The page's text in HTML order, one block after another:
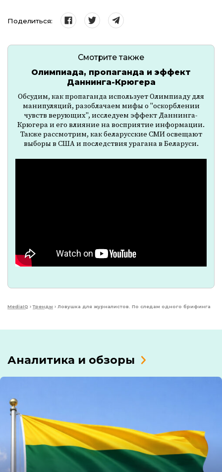
Поделиться:
Смотрите также
Олимпиада, пропаганда и эффект
Даннинга-Крюгера
Обсудим, как пропаганда использует Олимпиаду для
манипуляций, разоблачаем мифы о "оскорблении
чувств верующих", исследуем эффект Даннинга-
Крюгера и его влияние на восприятие информации.
Также рассмотрим, как беларусские СМИ освещают
выборы в США и последствия урагана в Беларуси.
MediaIQ ›Тренды › Ловушка для журналистов. По следам одного брифинга
Аналитика и обзоры